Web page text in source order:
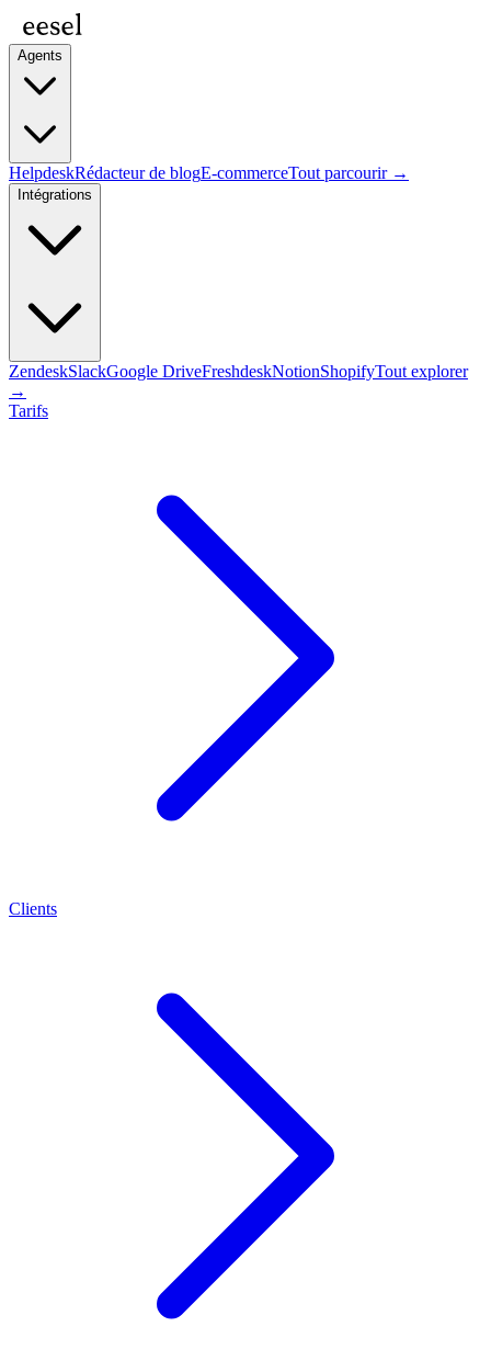
Agents
HelpdeskRédacteur de blogE-commerceTout parcourir →
Intégrations
ZendeskSlackGoogle DriveFreshdeskNotionShopifyTout explorer
→
Tarifs
Clients